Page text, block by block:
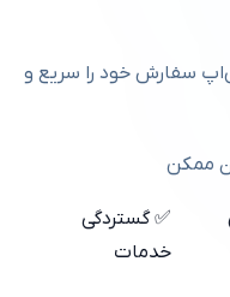
سفارش خود را سریع و
ممکن
✅ گستردگی
خدمات